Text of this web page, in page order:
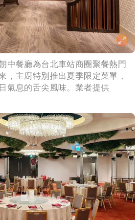
中餐廳為台北車站商圈聚餐熱門
，主廚特別推出夏季限定菜單，
氣息的舌尖風味。業者提供